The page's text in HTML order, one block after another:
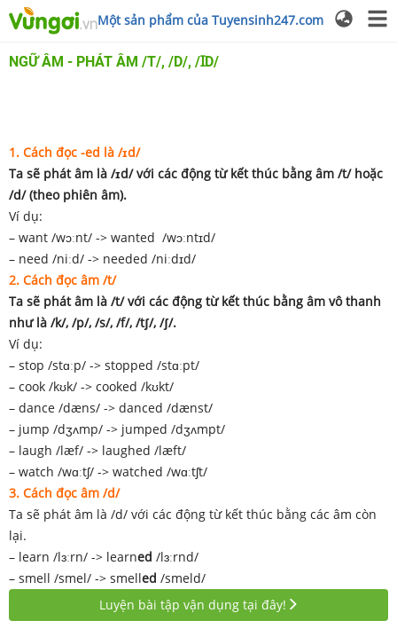
Một sản phẩm của Tuyensinh247.com
NGỮ ÂM - PHÁT ÂM /T/, /D/, /ꞮD/
1. Cách đọc -ed là /ɪd/
Ta sẽ phát âm là /ɪd/ với các động từ kết thúc bằng âm /t/ hoặc
/d/ (theo phiên âm).
Ví dụ:
– want /wɔːnt/ -> wanted /wɔːntɪd/
– need /niːd/ -> needed /niːdɪd/
2. Cách đọc âm /t/
Ta sẽ phát âm là /t/ với các động từ kết thúc bằng âm vô thanh
như là /k/, /p/, /s/, /f/, /tʃ/, /ʃ/.
Ví dụ:
– stop /stɑːp/ -> stopped /stɑːpt/
– cook /kʊk/ -> cooked /kʊkt/
– dance /dæns/ -> danced /dænst/
– jump /dʒʌmp/ -> jumped /dʒʌmpt/
– laugh /læf/ -> laughed /læft/
– watch /wɑːtʃ/ -> watched /wɑːtʃt/
3. Cách đọc âm /d/
Ta sẽ phát âm là /d/ với các động từ kết thúc bằng các âm còn
lại.
– learn /lɜːrn/ -> learned /lɜːrnd/
– smell /smel/ -> smelled /smeld/
Luyện bài tập vận dụng tại đây!